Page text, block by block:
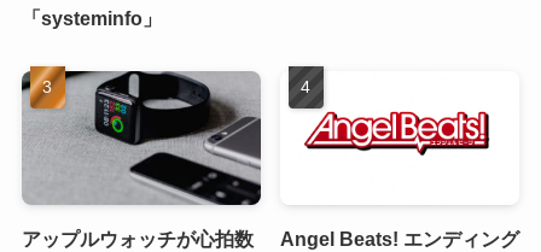
「systeminfo」
アップルウォッチが心拍数
Angel Beats! エンディング